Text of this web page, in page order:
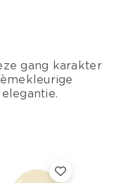
gang karakter